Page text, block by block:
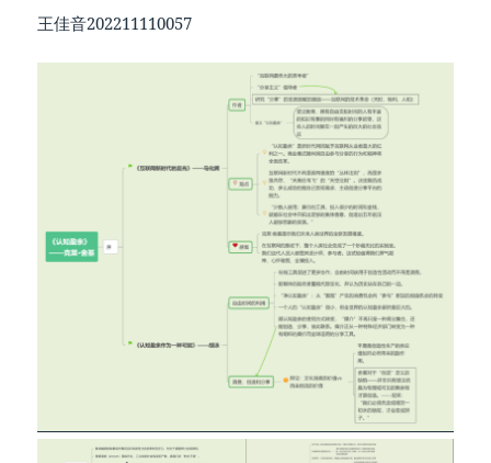
王佳音202211110057